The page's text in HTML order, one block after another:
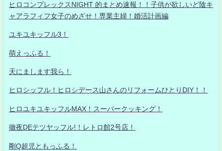
ヒロコンプレックスNIGHT 的まとめ速報！！子供が欲しいど陰キ
ャアラフィフ女子のめざせ！専業主婦！婚活計画編
ユキユキッフル3！
萌えっふる！
天にまします我ら！
ヒロシッフル！ヒロシデース山さんのリフォームひとりDIY！！
ヒロユキユキッフルMAX！スーパークッキング！
徹夜DEテツヤッフル!！レトロ館2号店！
剛Q超児ともっふる！